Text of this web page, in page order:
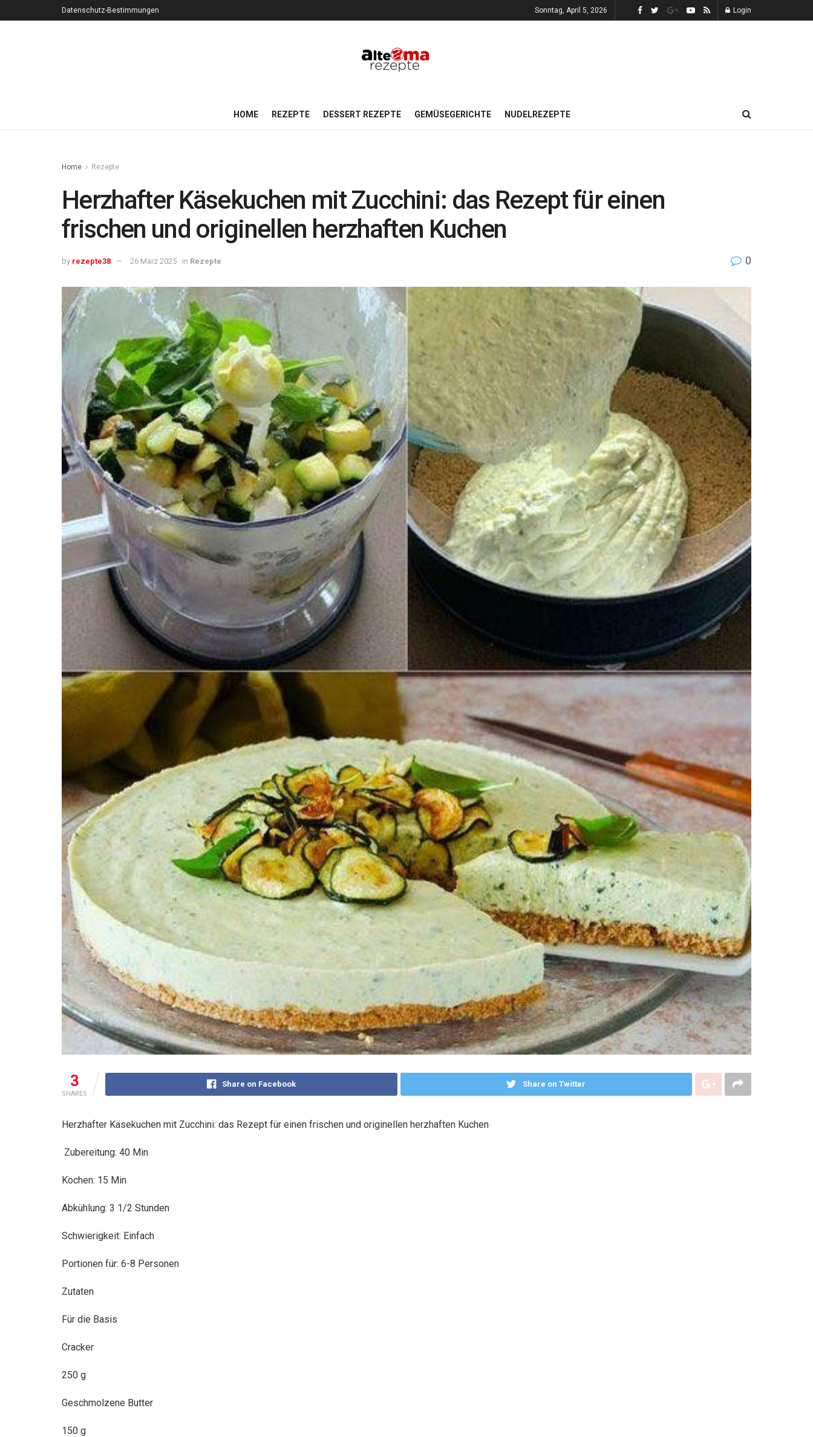
Datenschutz-Bestimmungen Sonntag, April 5, 2026 Login
HOME REZEPTE DESSERT REZEPTE GEMÜSEGERICHTE NUDELREZEPTE
Home Rezepte
Herzhafter Käsekuchen mit Zucchini: das Rezept für einen
frischen und originellen herzhaften Kuchen
by rezepte38 26 März 2025 in Rezepte 0
3
SHARES
Share on Facebook Share on Twitter
Herzhafter Käsekuchen mit Zucchini: das Rezept für einen frischen und originellen herzhaften Kuchen
Zubereitung: 40 Min
Kochen: 15 Min
Abkühlung: 3 1/2 Stunden
Schwierigkeit: Einfach
Portionen für: 6-8 Personen
Zutaten
Für die Basis
Cracker
250 g
Geschmolzene Butter
150 g